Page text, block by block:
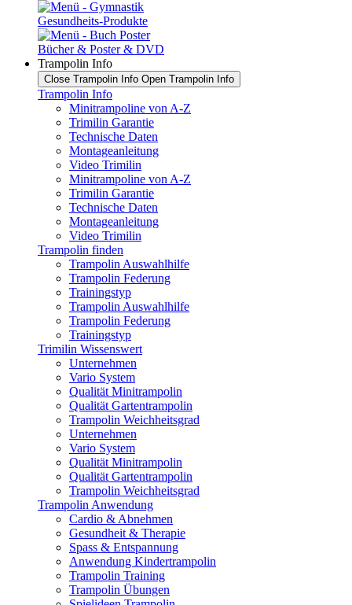
Gesundheits-Produkte
Bücher & Poster & DVD
Trampolin Info
Close Trampolin Info Open Trampolin Info
Trampolin Info
Minitrampoline von A-Z
Trimilin Garantie
Technische Daten
Montageanleitung
Video Trimilin
Minitrampoline von A-Z
Trimilin Garantie
Technische Daten
Montageanleitung
Video Trimilin
Trampolin finden
Trampolin Auswahlhilfe
Trampolin Federung
Trainingstyp
Trampolin Auswahlhilfe
Trampolin Federung
Trainingstyp
Trimilin Wissenswert
Unternehmen
Vario System
Qualität Minitrampolin
Qualität Gartentrampolin
Trampolin Weichheitsgrad
Unternehmen
Vario System
Qualität Minitrampolin
Qualität Gartentrampolin
Trampolin Weichheitsgrad
Trampolin Anwendung
Cardio & Abnehmen
Gesundheit & Therapie
Spass & Entspannung
Anwendung Kindertrampolin
Trampolin Training
Trampolin Übungen